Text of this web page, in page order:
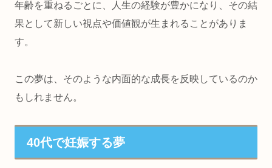
年齢を重ねるごとに、人生の経験が豊かになり、その結
果として新しい視点や価値観が生まれることがありま
す。
この夢は、そのような内面的な成長を反映しているのか
もしれません。
40代で妊娠する夢